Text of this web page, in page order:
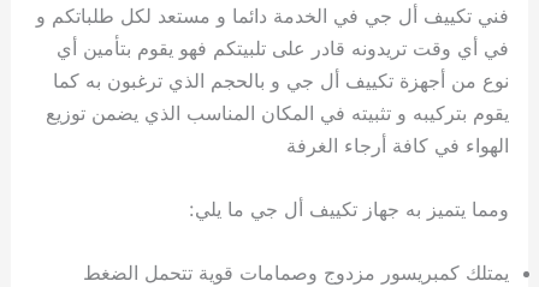
فني تكييف أل جي في الخدمة دائما و مستعد لكل طلباتكم و
في أي وقت تريدونه قادر على تلبيتكم فهو يقوم بتأمين أي
نوع من أجهزة تكييف أل جي و بالحجم الذي ترغبون به كما
يقوم بتركيبه و تثبيته في المكان المناسب الذي يضمن توزيع
الهواء في كافة أرجاء الغرفة
ومما يتميز به جهاز تكييف أل جي ما يلي:
يمتلك كمبريسور مزدوج وصمامات قوية تتحمل الضغط